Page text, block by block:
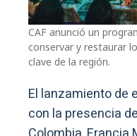
CAF anunció un
conservar y restaurar
clave de la región.
El lanzamiento de
con la presencia